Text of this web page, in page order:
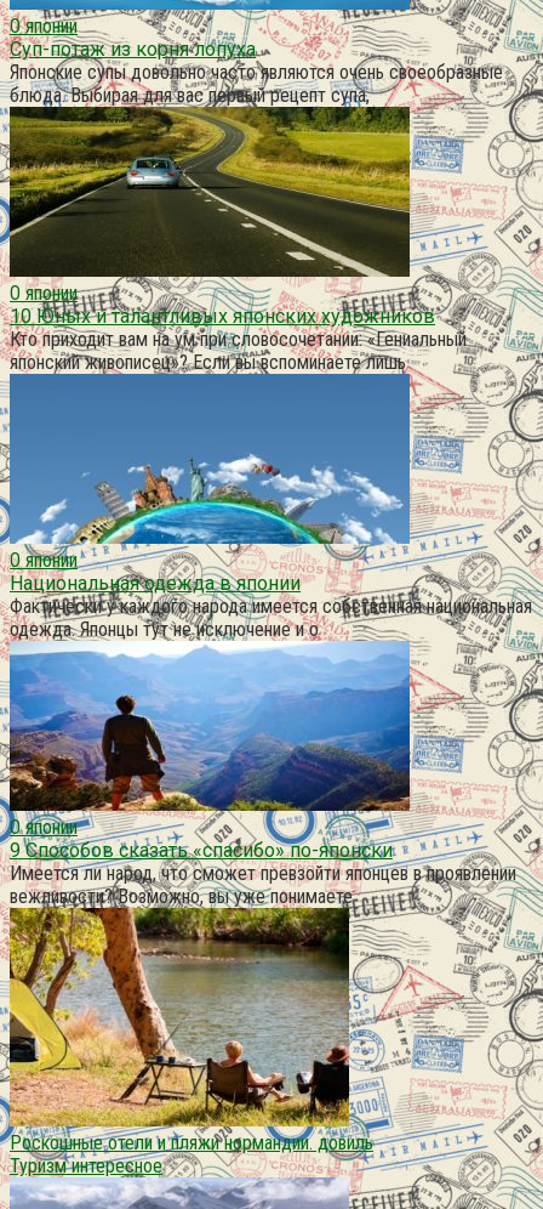
О японии
Суп-потаж из корня лопуха
Японские супы довольно часто являются очень своеобразные
блюда. Выбирая для вас первый рецепт супа,
О японии
10 Юных и талантливых японских художников
Кто приходит вам на ум при словосочетании: «Гениальный
японский живописец»? Если вы вспоминаете лишь
О японии
Национальная одежда в японии
Фактически у каждого народа имеется собственная национальная
одежда. Японцы тут не исключение и о
О японии
9 Способов сказать «спасибо» по-японски
Имеется ли народ, что сможет превзойти японцев в проявлении
вежливости? Возможно, вы уже понимаете
Роскошные отели и пляжи нормандии. довиль
Туризм интересное